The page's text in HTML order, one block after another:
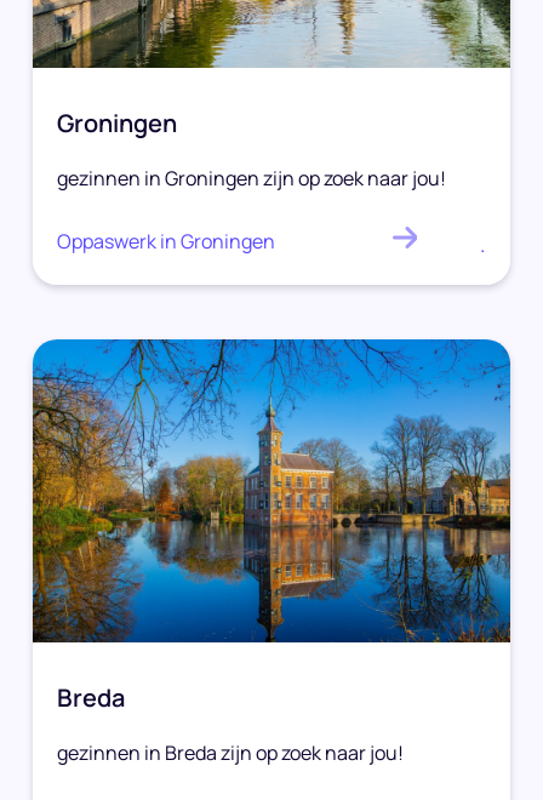
Groningen
gezinnen in Groningen zijn op zoek naar jou!
Oppaswerk in Groningen .
Breda
gezinnen in Breda zijn op zoek naar jou!